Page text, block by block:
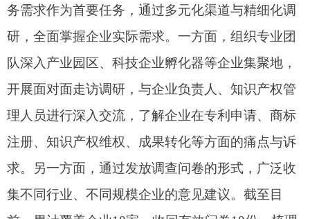
集不同行业、不同规模企业的意见建议。截至目
前，累计覆盖企业18家，收回有效问卷18份，梳理
权风险预警、知识产权质押融资、侵权纠纷处理等
多个领域。
下一步，我们将紧紧围绕挖掘出的企业需求，
精心组织开展知识产权公共服务供需对接活动，通
过现场推介、项目路演、一对一洽谈等形式，促进
作中的好经验、好做法，挖掘一批具有创新性、可